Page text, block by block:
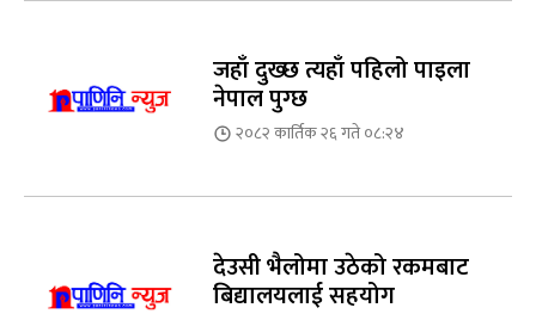
जहाँ दुख्छ त्यहाँ पहिलो पाइला
नेपाल पुग्छ
२०८२ कार्तिक २६ गते ०८:२४
देउसी भैलोमा उठेको रकमबाट
बिद्यालयलाई सहयोग